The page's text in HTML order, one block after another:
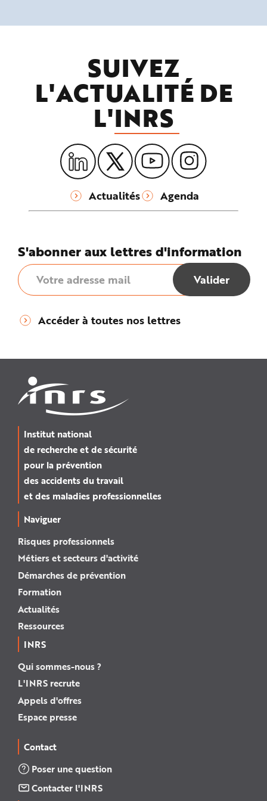
SUIVEZ
L'ACTUALITÉ DE
L'INRS
Actualités Agenda
S'abonner aux lettres d'information
Accéder à toutes nos lettres
Institut national
de recherche et de sécurité
pour la prévention
des accidents du travail
et des maladies professionnelles
Naviguer
Risques professionnels
Métiers et secteurs d'activité
Démarches de prévention
Formation
Actualités
Ressources
INRS
Qui sommes-nous ?
L'INRS recrute
Appels d'offres
Espace presse
Contact
Poser une question
Contacter l'INRS